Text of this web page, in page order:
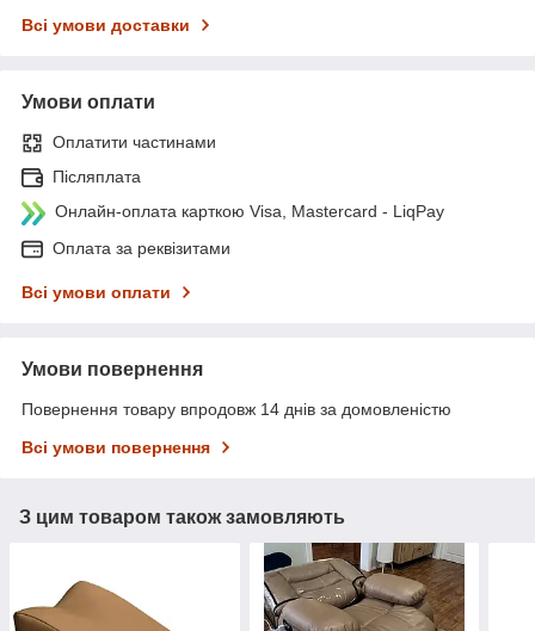
Всі умови доставки
Умови оплати
Оплатити частинами
Післяплата
Онлайн-оплата карткою Visa, Mastercard - LiqPay
Оплата за реквізитами
Всі умови оплати
Умови повернення
Повернення товару впродовж 14 днів за домовленістю
Всі умови повернення
З цим товаром також замовляють